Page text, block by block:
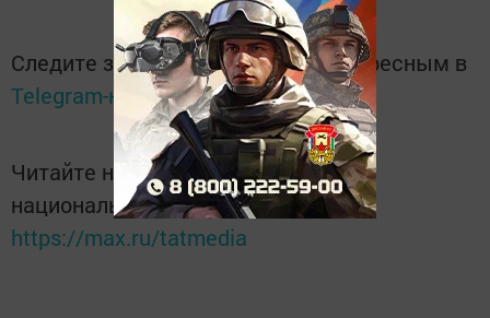
Следите за самым важным и интересным в
Telegram-каналеТатмедиа
Читайте новости Татарстана в
национальном мессенджере MАХ:
https://max.ru/tatmedia